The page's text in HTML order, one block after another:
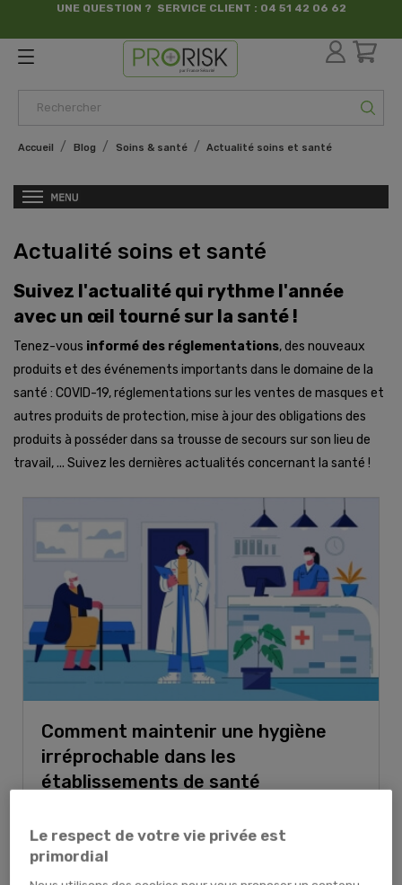
UNE QUESTION ? SERVICE CLIENT : 04 51 42 06 62
par France Sécurité
Accueil Blog Soins & santé Actualité soins et santé
Actualité soins et santé
Suivez l'actualité qui rythme l'année
avec un œil tourné sur la santé !
Tenez-vous informé des réglementations, des nouveaux
produits et des événements importants dans le domaine de la
santé : COVID-19, réglementations sur les ventes de masques et
autres produits de protection, mise à jour des obligations des
produits à posséder dans sa trousse de secours sur son lieu de
travail, ... Suivez les dernières actualités concernant la santé !
Comment maintenir une hygiène
irréprochable dans les
établissements de santé
et prévention,Actualité soins et santé,Hygiène, Normes sécurité et
prévention ,Normes soins & santé
sécurité et prévention Produits soins & santé Sécurité & prévention
Le respect de votre vie privée est
primordial